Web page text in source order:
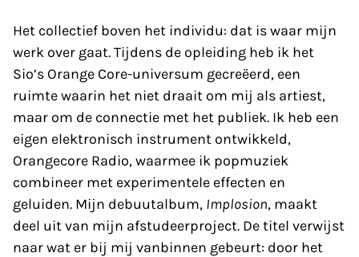
Het collectief boven het individu: dat is waar mijn
werk over gaat. Tijdens de opleiding heb ik het
Sio’s Orange Core-universum gecreëerd, een
ruimte waarin het niet draait om mij als artiest,
maar om de connectie met het publiek. Ik heb een
eigen elektronisch instrument ontwikkeld,
Orangecore Radio, waarmee ik popmuziek
combineer met experimentele effecten en
geluiden. Mijn debuutalbum, Implosion, maakt
deel uit van mijn afstudeerproject. De titel verwijst
naar wat er bij mij vanbinnen gebeurt: door het